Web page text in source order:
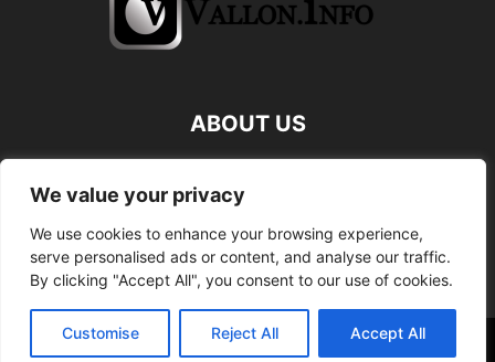
We value your privacy
We use cookies to enhance your browsing experience,
serve personalised ads or content, and analyse our traffic.
By clicking "Accept All", you consent to our use of cookies.
Customise Reject All Accept All
ABOUT US
FOLLOW US